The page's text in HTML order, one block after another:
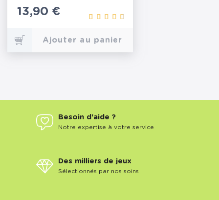
Prix
13,90 €
Ajouter au panier
Besoin d'aide ?
Notre expertise à votre service
Des milliers de jeux
Sélectionnés par nos soins